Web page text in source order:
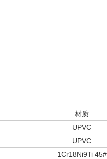
材质
UPVC
UPVC
1Cr18Ni9Ti 45#